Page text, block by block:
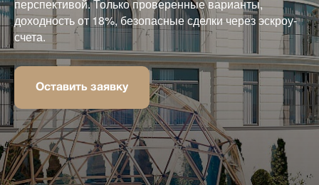
перспективой. Только проверенные варианты,
доходность от 18%, безопасные сделки через эскроу-
счета.
Оставить заявку